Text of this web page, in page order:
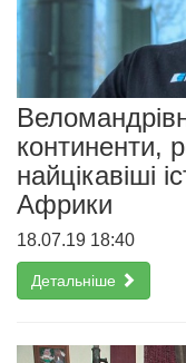
континенти,
найцікавіші
Африки
18.07.19 18:40
Детальніше